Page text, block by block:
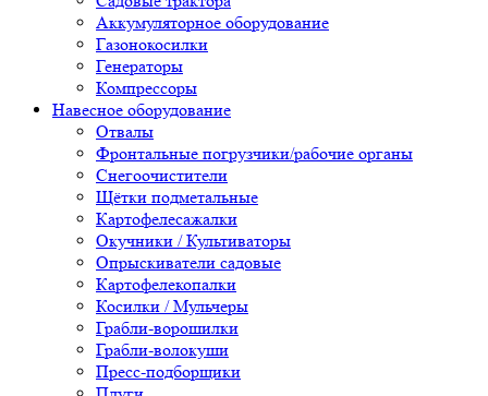
Аккумуляторное оборудование
Газонокосилки
Генераторы
Компрессоры
Навесное оборудование
Отвалы
Фронтальные погрузчики/рабочие органы
Снегоочистители
Щётки подметальные
Картофелесажалки
Окучники / Культиваторы
Опрыскиватели садовые
Картофелекопалки
Косилки / Мульчеры
Грабли-ворошилки
Грабли-волокуши
Пресс-подборщики